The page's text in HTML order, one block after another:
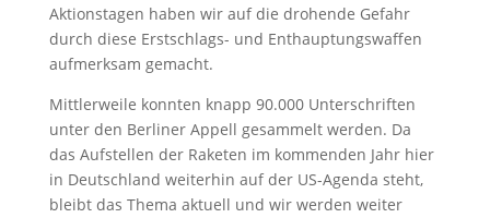
Aktionstagen haben wir auf die drohende Gefahr
durch diese Erstschlags- und Enthauptungswaffen
aufmerksam gemacht.
Mittlerweile konnten knapp 90.000 Unterschriften
unter den Berliner Appell gesammelt werden. Da
das Aufstellen der Raketen im kommenden Jahr hier
in Deutschland weiterhin auf der US-Agenda steht,
bleibt das Thema aktuell und wir werden weiter